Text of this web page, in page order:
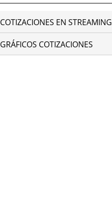
COTIZACIONES EN STREAMING
GRÁFICOS COTIZACIONES